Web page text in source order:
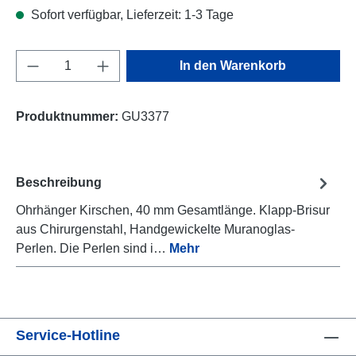
Sofort verfügbar, Lieferzeit: 1-3 Tage
Produkt Anzahl: Gib den gewünschten
In den Warenkorb
Produktnummer: GU3377
Beschreibung
Ohrhänger Kirschen, 40 mm Gesamtlänge. Klapp-Brisur
aus Chirurgenstahl, Handgewickelte Muranoglas-
Perlen. Die Perlen sind i… Mehr
Service-Hotline